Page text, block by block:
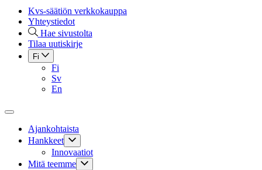
Kvs-säätiön verkkokauppa
Yhteystiedot
Hae sivustolta
Tilaa uutiskirje
Fi
Fi
Sv
En
Ajankohtaista
Hankkeet
Innovaatiot
Mitä teemme